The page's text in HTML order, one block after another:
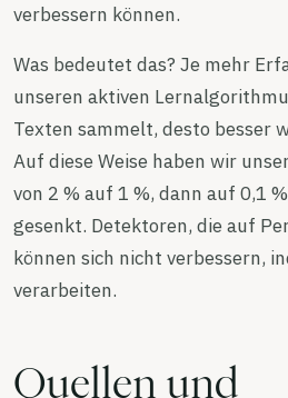
verbessern können.
Was bedeutet das? Je mehr
unseren aktiven
Texten sammelt, desto besser
Auf diese Weise haben wir
von 2 % auf 1 %, dann auf 0,1
gesenkt. Detektoren, die auf
können sich nicht verbessern,
verarbeiten.
Quellen und